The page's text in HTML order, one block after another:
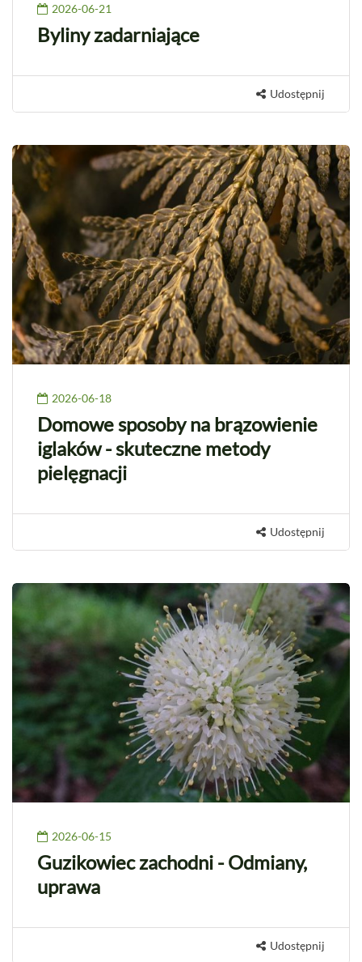
2026-06-21
Byliny zadarniające
Udostępnij
2026-06-18
Domowe sposoby na brązowienie
iglaków - skuteczne metody
pielęgnacji
Udostępnij
2026-06-15
Guzikowiec zachodni - Odmiany,
uprawa
Udostępnij